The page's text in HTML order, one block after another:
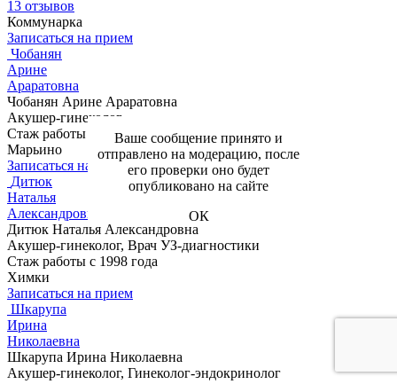
13 отзывов
Коммунарка
Записаться на прием
Чобанян
Арине
Араратовна
Чобанян Арине Араратовна
Акушер-гинеколог
Стаж работы с 2013 года
Марьино
Записаться на прием
Дитюк
Наталья
Александровна
Дитюк Наталья Александровна
Акушер-гинеколог, Врач УЗ-диагностики
Стаж работы с 1998 года
Химки
Записаться на прием
Шкарупа
Ирина
Николаевна
Шкарупа Ирина Николаевна
Акушер-гинеколог, Гинеколог-эндокринолог
Ваше сообщение принято и
отправлено на модерацию, после
его проверки оно будет
опубликовано на сайте
ОК